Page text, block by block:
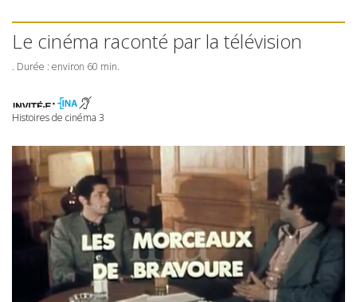
Le cinéma raconté par la télévision
. Durée : environ 60 min.
Histoires de cinéma 3